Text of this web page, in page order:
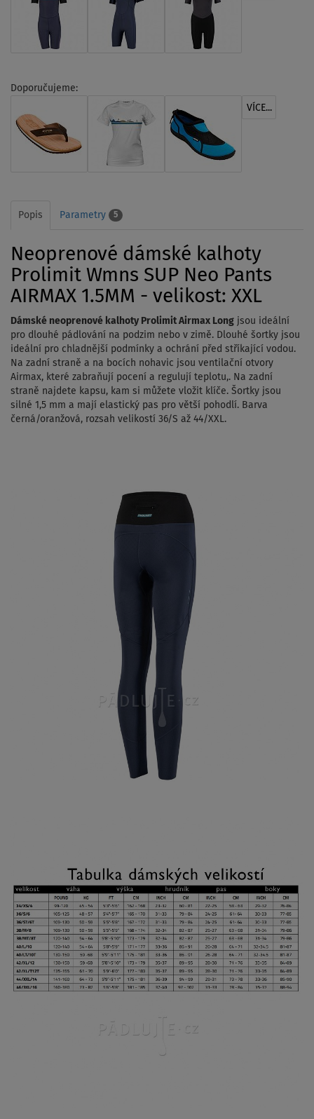
Doporučujeme:
VÍCE...
Popis Parametry 5
Neoprenové dámské kalhoty
Prolimit Wmns SUP Neo Pants
AIRMAX 1.5MM - velikost: XXL
Dámské neoprenové kalhoty Prolimit Airmax Long jsou ideální
pro dlouhé pádlování na podzim nebo v zimě. Dlouhé šortky jsou
ideální pro chladnější podmínky a ochrání před stříkající vodou.
Na zadní straně a na bocích nohavic jsou ventilační otvory
Airmax, které zabraňují pocení a regulují teplotu,. Na zadní
straně najdete kapsu, kam si můžete vložit klíče. Šortky jsou
silné 1,5 mm a mají elastický pas pro větší pohodlí. Barva
černá/oranžová, rozsah velikostí 36/S až 44/XXL.